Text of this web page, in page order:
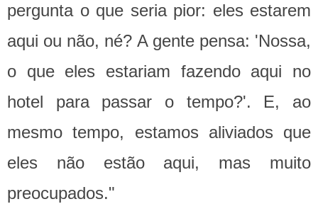
pergunta o que seria pior: eles estarem
aqui ou não, né? A gente pensa: 'Nossa,
o que eles estariam fazendo aqui no
hotel para passar o tempo?'. E, ao
mesmo tempo, estamos aliviados que
eles não estão aqui, mas muito
preocupados."